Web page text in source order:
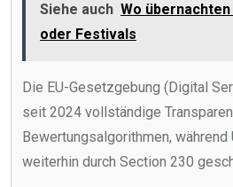
Siehe auch Wo
oder Festivals
Die EU-Gesetzgebung (Digital
seit 2024 vollständige
Bewertungsalgorithmen,
weiterhin durch Section 230